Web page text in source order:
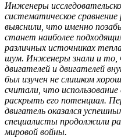
Инженеры
систематическое
выяснили, что именно
станет наиболее
различных источниках
шум. Инженеры знали и то,
двигателей и двигателей
был изучен не слишком
считали, что
раскрыть его потенциал.
двигатель оказался
специалисты продолжили
мировой войны.